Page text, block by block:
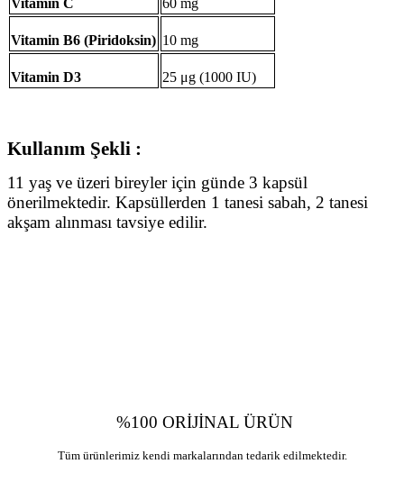
Vitamin C 60 mg
Vitamin B6 (Piridoksin) 10 mg
Vitamin D3 25 μg (1000 IU)
Kullanım Şekli :
11 yaş ve üzeri bireyler için günde 3 kapsül
önerilmektedir. Kapsüllerden 1 tanesi sabah, 2 tanesi
akşam alınması tavsiye edilir.
%100 ORİJİNAL ÜRÜN
Tüm ürünlerimiz kendi markalarından tedarik edilmektedir.